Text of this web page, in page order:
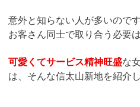
意外と知らない人が多いので
お客さん同士で取り合う必要
可愛くてサービス精神旺盛な
は、そんな信太山新地を紹介し